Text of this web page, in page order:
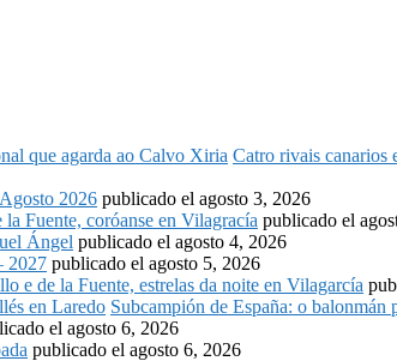
Catro rivais canarios
2026 publicado el agosto 3, 2026
la Fuente, coróanse en Vilagracía publicado el
Ángel publicado el agosto 4, 2026
2027 publicado el agosto 5, 2026
e de la Fuente, estrelas da noite en Vilagarcía
Subcampión de España: o balonmán
el agosto 6, 2026
publicado el agosto 6, 2026